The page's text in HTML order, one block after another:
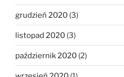
grudzień 2020 (3)
listopad 2020 (3)
październik 2020 (2)